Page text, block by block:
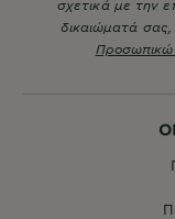
σχετικά με την
δικαιώματά